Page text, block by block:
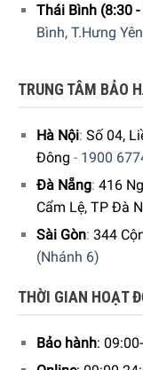
Máy
Tích hợp 6 chương
Chương trình
bằng sành, sứ
Chương trình rửa
Chương trình
Thái Bình (8:30
Bình, T.Hưng Yên
TRUNG TÂM BẢO
Hà Nội: Số 04,
Đông - 1900
Đà Nẵng: 416
Cẩm Lệ, TP Đà
Sài Gòn: 344
(Nhánh 6)
THỜI GIAN HOẠT
Bảo hành: